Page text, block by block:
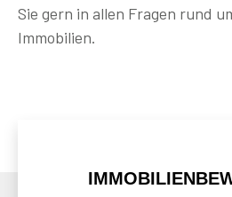
Sie gern in allen Fragen rund
Immobilien.